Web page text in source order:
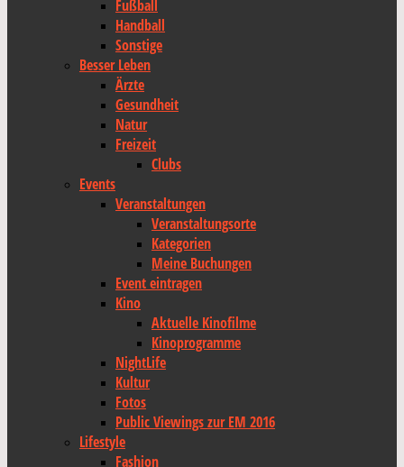
Fußball
Handball
Sonstige
Besser Leben
Ärzte
Gesundheit
Natur
Freizeit
Clubs
Events
Veranstaltungen
Veranstaltungsorte
Kategorien
Meine Buchungen
Event eintragen
Kino
Aktuelle Kinofilme
Kinoprogramme
NightLife
Kultur
Fotos
Public Viewings zur EM 2016
Lifestyle
Fashion